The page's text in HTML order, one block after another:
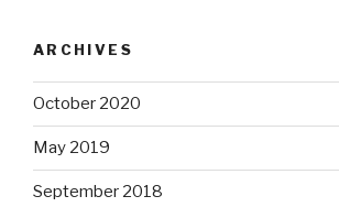
ARCHIVES
October 2020
May 2019
September 2018